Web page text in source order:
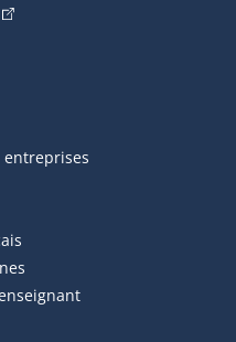
hyperlien externe
externe s'ouvrira dans une
externe s'ouvrira